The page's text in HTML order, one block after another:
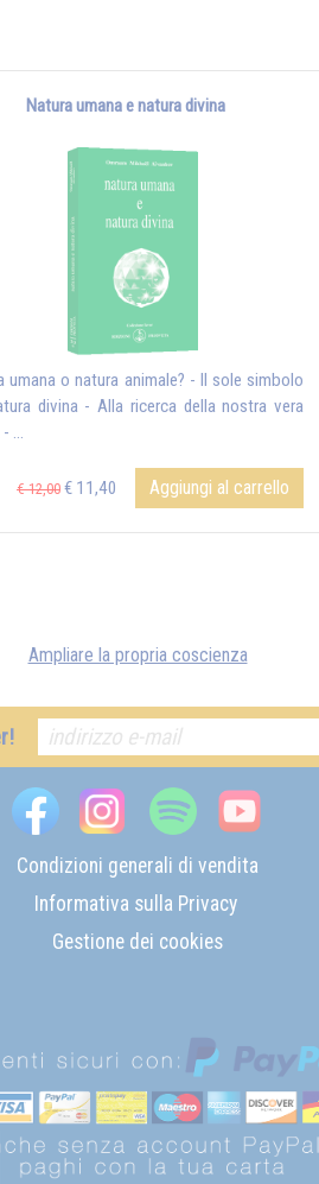
Natura umana e natura divina
umana o natura animale? - Il sole simbolo
divina - Alla ricerca della nostra vera
€ 12,00 € 11,40 Aggiungi al carrello
Ampliare la propria coscienza
Condizioni generali di vendita
Informativa sulla Privacy
Gestione dei cookies